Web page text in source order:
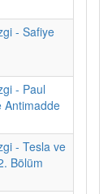
- Safiye
- Paul
Antimadde
- Tesla ve
Bölüm